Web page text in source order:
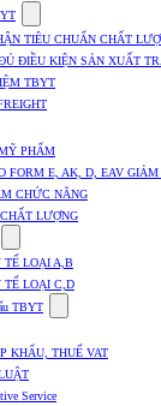
submenu
for
Dịch
vụ
xuất
TBYT
TIÊU CHUẨN CHẤT
ĐIỀU KIỆN SẢN XUẤT
TBYT
PHẨM
FORM E, AK, D, EAV GIẢM
CHỨC NĂNG
LƯỢNG
submenu
for
Thủ
tục
mặt
hàng
TẾ LOẠI A,B
TẾ LOẠI C,D
TBYT
submenu
Kinh
KHẨU, THUẾ VAT
Service